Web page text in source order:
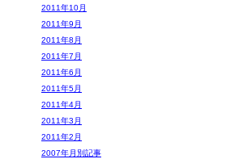
2011年10月
2011年9月
2011年8月
2011年7月
2011年6月
2011年5月
2011年4月
2011年3月
2011年2月
2007年月別記事